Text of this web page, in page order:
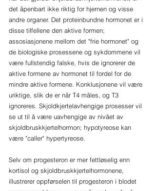
det åpenbart ikke riktig for hjernen og visse
andre organer. Det proteinbundne hormonet er i
disse tilfellene den aktive formen;
assosiasjonene mellom det "frie hormonet" og
de biologiske prosessene og sykdommene vil
være fullstendig falske, hvis de ignorerer de
aktive formene av hormonet til fordel for de
mindre aktive formene. Konklusjonene vil være
uriktige, slik de er når T4 måles, og T3
ignoreres. Skjoldkjertelavhengige prosesser vil
se ut til å være uavhengige av nivået av
skjoldbruskkjertelhormon; hypotyreose kan
være "caller" hypertyreose.
Selv om progesteron er mer fettløselig enn
kortisol og skjoldbruskkjertelhormonene,
illustrerer oppførselen til progesteron i blodet